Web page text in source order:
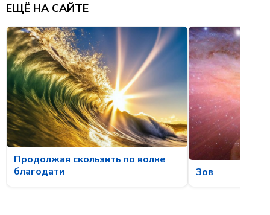
ЕЩЁ НА САЙТЕ
Продолжая скользить по волне
благодати
Зов